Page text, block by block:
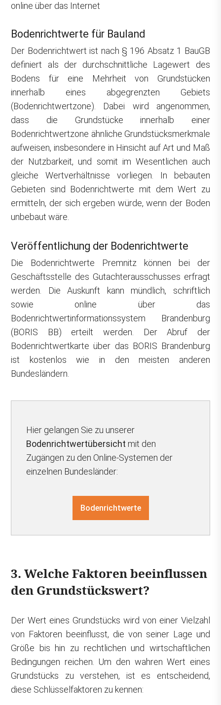
online über das Internet
Bodenrichtwerte für Bauland
Der Bodenrichtwert ist nach § 196 Absatz 1 BauGB
definiert als der durchschnittliche Lagewert des
Bodens für eine Mehrheit von Grundstücken
innerhalb eines abgegrenzten Gebiets
(Bodenrichtwertzone). Dabei wird angenommen,
dass die Grundstücke innerhalb einer
Bodenrichtwertzone ähnliche Grundstücksmerkmale
aufweisen, insbesondere in Hinsicht auf Art und Maß
der Nutzbarkeit, und somit im Wesentlichen auch
gleiche Wertverhältnisse vorliegen. In bebauten
Gebieten sind Bodenrichtwerte mit dem Wert zu
ermitteln, der sich ergeben würde, wenn der Boden
unbebaut wäre.
Veröffentlichung der Bodenrichtwerte
Die Bodenrichtwerte Premnitz können bei der
Geschäftsstelle des Gutachterausschusses erfragt
werden. Die Auskunft kann mündlich, schriftlich
sowie online über das
Bodenrichtwertinformationssystem Brandenburg
(BORIS BB) erteilt werden. Der Abruf der
Bodenrichtwertkarte über das BORIS Brandenburg
ist kostenlos wie in den meisten anderen
Bundesländern.
Hier gelangen Sie zu unserer
Bodenrichtwertübersicht mit den
Zugängen zu den Online-Systemen der
einzelnen Bundesländer:
Bodenrichtwerte
3. Welche Faktoren beeinflussen
den Grundstückswert?
Der Wert eines Grundstücks wird von einer Vielzahl
von Faktoren beeinflusst, die von seiner Lage und
Größe bis hin zu rechtlichen und wirtschaftlichen
Bedingungen reichen. Um den wahren Wert eines
Grundstücks zu verstehen, ist es entscheidend,
diese Schlüsselfaktoren zu kennen: